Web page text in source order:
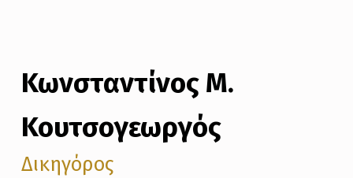
Κωνσταντίνος Μ.
Κουτσογεωργός
Δικηγόρος